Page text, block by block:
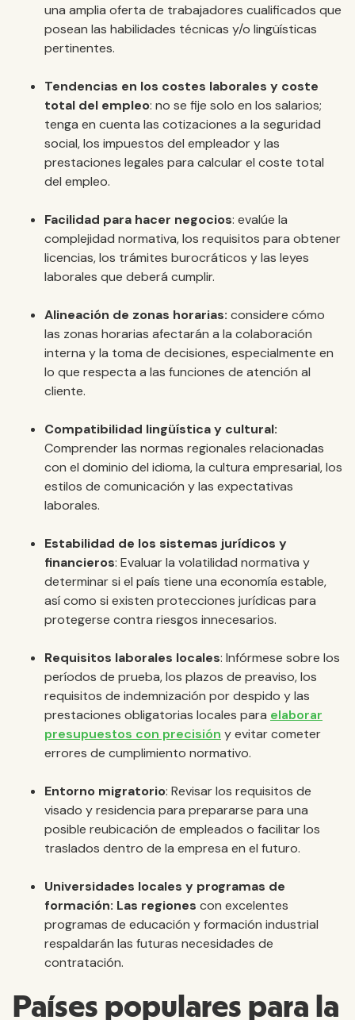
una amplia oferta de trabajadores cualificados que
posean las habilidades técnicas y/o lingüísticas
pertinentes.
Tendencias en los costes laborales y coste
total del empleo: no se fije solo en los salarios;
tenga en cuenta las cotizaciones a la seguridad
social, los impuestos del empleador y las
prestaciones legales para calcular el coste total
del empleo.
Facilidad para hacer negocios: evalúe la
complejidad normativa, los requisitos para obtener
licencias, los trámites burocráticos y las leyes
laborales que deberá cumplir.
Alineación de zonas horarias: considere cómo
las zonas horarias afectarán a la colaboración
interna y la toma de decisiones, especialmente en
lo que respecta a las funciones de atención al
cliente.
Compatibilidad lingüística y cultural:
Comprender las normas regionales relacionadas
con el dominio del idioma, la cultura empresarial, los
estilos de comunicación y las expectativas
laborales.
Estabilidad de los sistemas jurídicos y
financieros: Evaluar la volatilidad normativa y
determinar si el país tiene una economía estable,
así como si existen protecciones jurídicas para
protegerse contra riesgos innecesarios.
Requisitos laborales locales: Infórmese sobre los
períodos de prueba, los plazos de preaviso, los
requisitos de indemnización por despido y las
prestaciones obligatorias locales para elaborar
presupuestos con precisión y evitar cometer
errores de cumplimiento normativo.
Entorno migratorio: Revisar los requisitos de
visado y residencia para prepararse para una
posible reubicación de empleados o facilitar los
traslados dentro de la empresa en el futuro.
Universidades locales y programas de
formación: Las regiones con excelentes
programas de educación y formación industrial
respaldarán las futuras necesidades de
contratación.
Países populares para la